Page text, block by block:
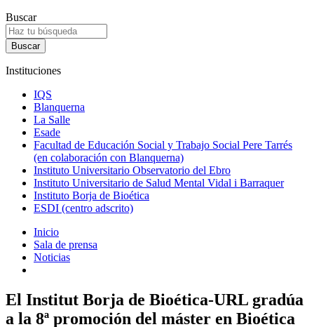
Buscar
Instituciones
IQS
Blanquerna
La Salle
Esade
Facultad de Educación Social y Trabajo Social Pere Tarrés
(en colaboración con Blanquerna)
Instituto Universitario Observatorio del Ebro
Instituto Universitario de Salud Mental Vidal i Barraquer
Instituto Borja de Bioética
ESDI (centro adscrito)
Inicio
Sala de prensa
Noticias
El Institut Borja de Bioética-URL gradúa
a la 8ª promoción del máster en Bioética